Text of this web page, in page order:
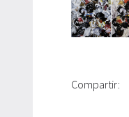
Compartir: